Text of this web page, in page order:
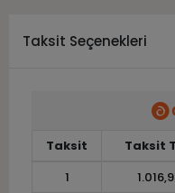
Taksit Seçenekleri
Taksit Taksit
1